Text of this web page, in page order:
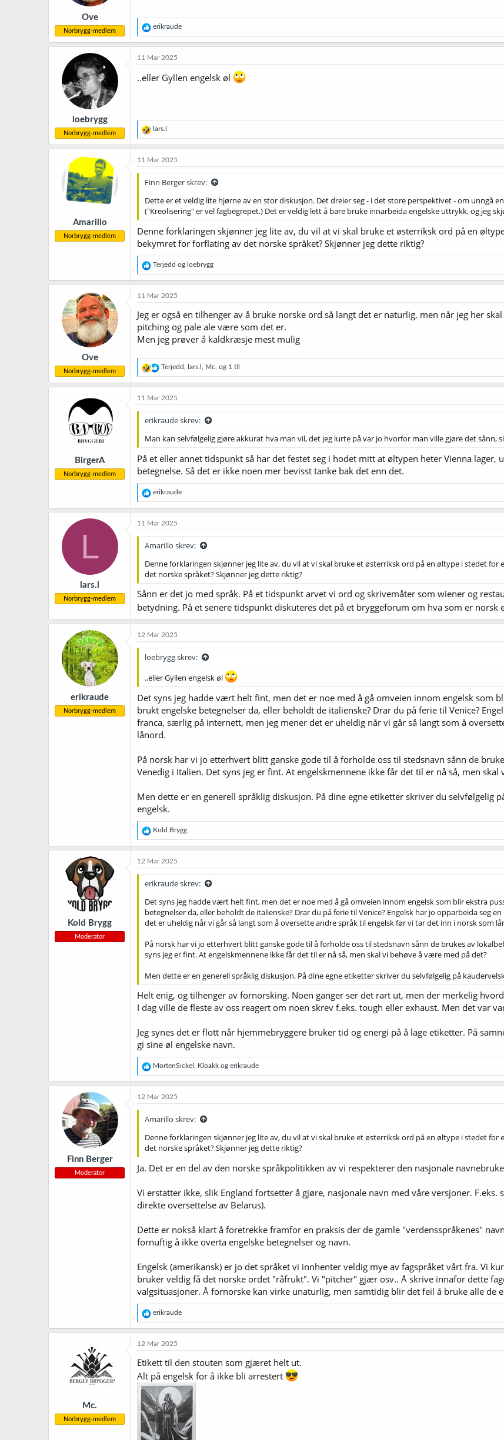
Ove
Norbrygg-medlem
R
e
a
k
o
:
erikraude
loebrygg
Norbrygg-medlem
11 Mar 2025
..eller Gyllen engelsk øl
R
e
a
k
j
o
e
r
lars.l
Amarillo
Norbrygg-medlem
11 Mar 2025
Finn Berger skrev:
Dette er et veldig lite hjørne av en stor diskusjon. Det dreier seg - i det store perspektivet - om unngå
("Kreolisering" er vel fagbegrepet.) Det er veldig lett å bare bruke innarbeida engelske uttrykk, og jeg
Denne forklaringen skjønner jeg lite av, du vil at vi skal bruke et østerriksk ord på en
bekymret for forflating av det norske språket? Skjønner jeg dette riktig?
R
e
a
k
o
n
e
:
Terjedd og loebrygg
Ove
Norbrygg-medlem
11 Mar 2025
Jeg er også en tilhenger av å bruke norske ord så langt det er naturlig, men når jeg her
pitching og pale ale være som det er.
Men jeg prøver å kaldkræsje mest mulig
R
e
a
k
j
o
e
:
Terjedd lars.l Mc. og 1 til
BirgerA
Norbrygg-medlem
11 Mar 2025
erikraude skrev:
Man kan selvfølgelig gjøre akkurat hva man vil, det jeg lurte på var jo hvorfor man ville gjøre det sånn,
På et eller annet tidspunkt så har det festet seg i hodet mitt at øltypen heter Vienna
betegnelse. Så det er ikke noen mer bevisst tanke bak det enn det.
R
e
a
k
j
o
e
r
erikraude
L
lars.l
Norbrygg-medlem
11 Mar 2025
Amarillo skrev:
Denne forklaringen skjønner jeg lite av, du vil at vi skal bruke et østerriksk ord på en øltype i stedet
det norske språket? Skjønner jeg dette riktig?
Sånn er det jo med språk. På et tidspunkt arvet vi ord og skrivemåter som wiener og
betydning. På et senere tidspunkt diskuteres det på et bryggeforum om hva som er norsk
erikraude
Norbrygg-medlem
12 Mar 2025
loebrygg skrev:
..eller Gyllen engelsk øl
Det syns jeg hadde vært helt fint, men det er noe med å gå omveien innom engelsk som
brukt engelske betegnelser da, eller beholdt de italienske? Drar du på ferie til Venice?
franca, særlig på internett, men jeg mener det er uheldig når vi går så langt som å
lånord.
På norsk har vi jo etterhvert blitt ganske gode til å forholde oss til stedsnavn sånn de
Venedig i Italien. Det syns jeg er fint. At engelskmennene ikke får det til er nå så, men
Men dette er en generell språklig diskusjon. På dine egne etiketter skriver du selvfølgelig
engelsk.
R
e
a
k
j
o
e
r
:
Kold Brygg
Kold Brygg
Moderator
12 Mar 2025
erikraude skrev:
Det syns jeg hadde vært helt fint, men det er noe med å gå omveien innom engelsk som blir ekstra
betegnelser da, eller beholdt de italienske? Drar du på ferie til Venice? Engelsk har jo opparbeida seg
det er uheldig når vi går så langt som å oversette andre språk til engelsk før vi tar det inn i norsk som
På norsk har vi jo etterhvert blitt ganske gode til å forholde oss til stedsnavn sånn de brukes av
syns jeg er fint. At engelskmennene ikke får det til er nå så, men skal vi behøve å være med på det?
Men dette er en generell språklig diskusjon. På dine egne etiketter skriver du selvfølgelig på
Helt enig, og tilhenger av fornorsking. Noen ganger ser det rart ut, men der merkelig
I dag ville de fleste av oss reagert om noen skrev f.eks. tough eller exhaust. Men det var
Jeg synes det er flott når hjemmebryggere bruker tid og energi på å lage etiketter. På
gi sine øl engelske navn.
R
e
a
k
j
o
e
r
MortenSickel Kloakk og erikraude
Finn Berger
Moderator
12 Mar 2025
Amarillo skrev:
Denne forklaringen skjønner jeg lite av, du vil at vi skal bruke et østerriksk ord på en øltype i stedet
det norske språket? Skjønner jeg dette riktig?
Ja. Det er en del av den norske språkpolitikken av vi respekterer den nasjonale
Vi erstatter ikke, slik England fortsetter å gjøre, nasjonale navn med våre versjoner.
direkte oversettelse av Belarus).
Dette er nokså klart å foretrekke framfor en praksis der de gamle "verdensspråkenes"
fornuftig å ikke overta engelske betegnelser og navn.
Engelsk (amerikansk) er jo det språket vi innhenter veldig mye av fagspråket vårt fra. Vi
bruker veldig få det norske ordet "råfrukt". Vi "pitcher" gjær osv.. Å skrive innafor dette
valgsituasjoner. Å fornorske kan virke unaturlig, men samtidig blir det feil å bruke alle de
R
e
a
k
o
n
e
r
:
erikraude
Mc.
Norbrygg-medlem
12 Mar 2025
Etikett til den stouten som gjæret helt ut.
Alt på engelsk for å ikke bli arrestert